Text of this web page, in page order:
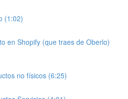
(1:02)
en Shopify (que traes de Oberlo)
no físicos (6:25)